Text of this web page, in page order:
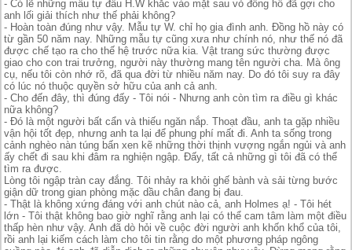
- Có lẽ những mẫu tự đầu H.W khắc vào mặt sau vỏ đồng hồ đã gợi cho
anh lối giải thích như thế phải không?
- Hoàn toàn đúng như vậy. Mẫu tự W. chỉ họ gia đình anh. Đồng hồ này có
từ gần 50 năm nay. Những mẫu tự cũng xưa như chính nó, như thế nó đã
được chế tạo ra cho thế hệ trước nữa kia. Vật trang sức thường được
giao cho con trai trưởng, người này thường mang tên người cha. Mà ông
cụ, nếu tôi còn nhớ rõ, đã qua đời từ nhiều năm nay. Do đó tôi suy ra đây
có lúc nó thuộc quyền sở hữu của anh cả anh.
- Cho đến đây, thì đúng đấy - Tôi nói - Nhưng anh còn tìm ra điều gì khác
nữa không?
- Đó là một người bất cẩn và thiếu ngăn nắp. Thoạt đầu, anh ta gặp nhiều
vận hội tốt đẹp, nhưng anh ta lại để phung phí mất đi. Anh ta sống trong
cảnh nghèo nàn túng bấn xen kẽ những thời thịnh vượng ngắn ngủi và anh
ấy chết đi sau khi đâm ra nghiện ngập. Đấy, tất cả những gì tôi đã có thể
tìm ra được.
Lòng tôi ngập tràn cay đắng. Tôi nhảy ra khỏi ghế bành và sải từng bước
giận dữ trong gian phòng mặc dầu chân đang bị đau.
- Thật là không xứng đáng với anh chút nào cả, anh Holmes ạ! - Tôi hét
lớn - Tôi thật không bao giờ nghĩ rằng anh lại có thể cam tâm làm một điều
thấp hèn như vậy. Anh đã dò hỏi về cuộc đời người anh khốn khổ của tôi,
rồi anh lại kiếm cách làm cho tôi tin rằng do một phương pháp ngông